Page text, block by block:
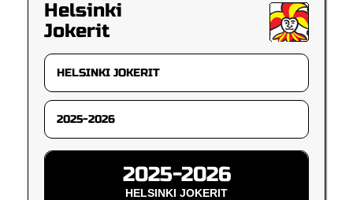
Helsinki
Jokerit
2025-2026
HELSINKI JOKERIT